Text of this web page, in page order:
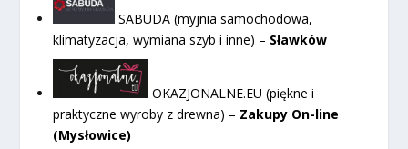
SABUDA (myjnia samochodowa,
klimatyzacja, wymiana szyb i inne) – Sławków
OKAZJONALNE.EU (piękne i
praktyczne wyroby z drewna) – Zakupy On-line
(Mysłowice)